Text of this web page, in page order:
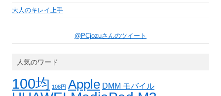
大人のキレイ上手
@PCjozuさんのツイート
人気のワード
100均 108円 Apple DMM モバイル